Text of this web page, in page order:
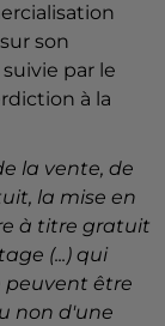
son
par le
à la
la vente, de
la mise en
à titre gratuit
(...) qui
peuvent être
non d'une